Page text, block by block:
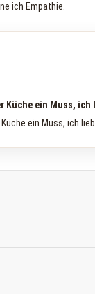
ich Empathie.
Küche ein Muss, ich
ein Muss, ich